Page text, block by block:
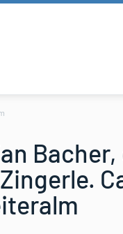
Bacher,